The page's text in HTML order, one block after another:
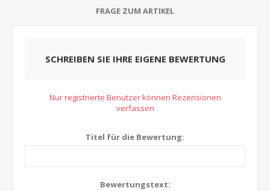
FRAGE ZUM ARTIKEL
SCHREIBEN SIE IHRE EIGENE BEWERTUNG
Nur registrierte Benutzer können Rezensionen
verfassen
Titel für die Bewertung:
Bewertungstext: